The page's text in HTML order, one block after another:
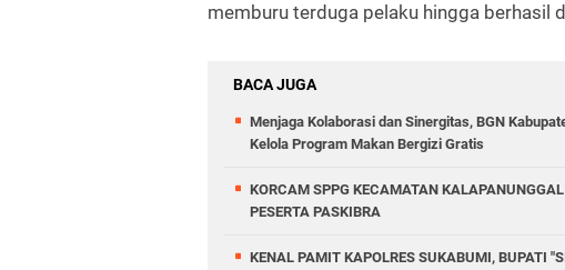
memburu terduga pelaku hingga berhasil
BACA JUGA
Menjaga Kolaborasi dan Sinergitas, BGN
Kelola Program Makan Bergizi Gratis
KORCAM SPPG KECAMATAN
PESERTA PASKIBRA
KENAL PAMIT KAPOLRES SUKABUMI, BUPATI